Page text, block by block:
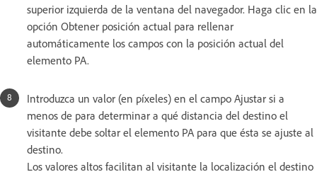
superior izquierda de la ventana del navegador. Haga clic en la
opción Obtener posición actual para rellenar
automáticamente los campos con la posición actual del
elemento PA.
Introduzca un valor (en píxeles) en el campo Ajustar si a
menos de para determinar a qué distancia del destino el
visitante debe soltar el elemento PA para que ésta se ajuste al
destino.
Los valores altos facilitan al visitante la localización el destino